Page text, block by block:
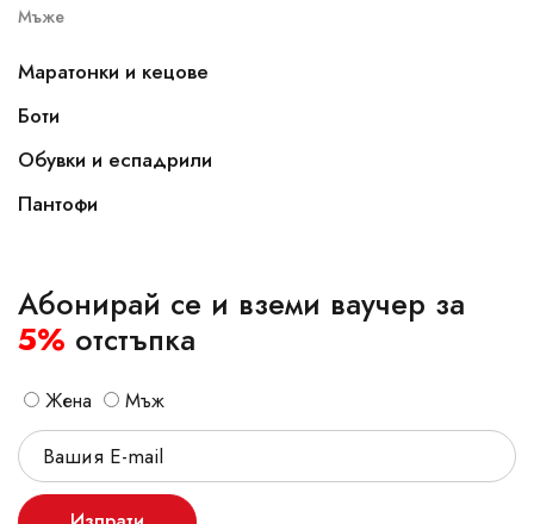
Мъже
Маратонки и кецове
Боти
Обувки и еспадрили
Пантофи
Абонирай се и вземи ваучер за
5% отстъпка
Жена Мъж